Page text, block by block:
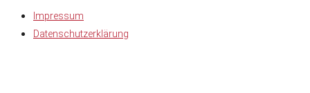
Impressum
Datenschutzerklärung